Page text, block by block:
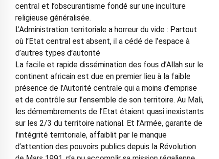
central et l’obscurantisme fondé sur une inculture
religieuse généralisée.
L’Administration territoriale a horreur du vide : Partout
où l’Etat central est absent, il a cédé de l’espace à
d’autres types d’autorité
La facile et rapide dissémination des fous d’Allah sur le
continent africain est due en premier lieu à la faible
présence de l’Autorité centrale qui a moins d’emprise
et de contrôle sur l’ensemble de son territoire. Au Mali,
les démembrements de l’Etat étaient quasi inexistants
sur les 2/3 du territoire national. Et l’Armée, garante de
l’intégrité territoriale, affaiblit par le manque
d’attention des pouvoirs publics depuis la Révolution